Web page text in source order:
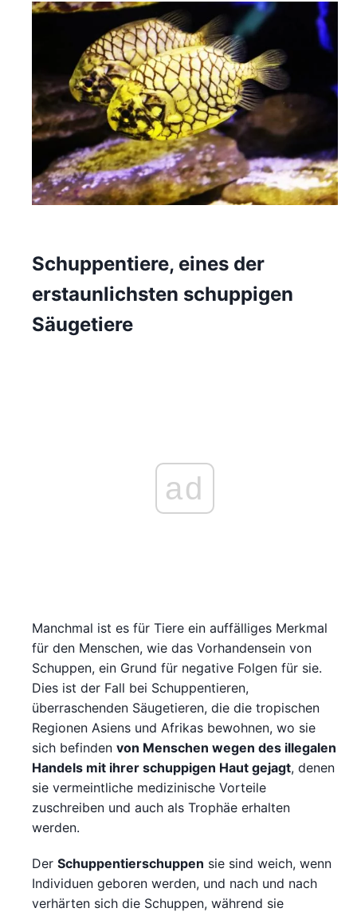
Schuppentiere, eines der
erstaunlichsten schuppigen
Säugetiere
ad
Manchmal ist es für Tiere ein auffälliges Merkmal
für den Menschen, wie das Vorhandensein von
Schuppen, ein Grund für negative Folgen für sie.
Dies ist der Fall bei Schuppentieren,
überraschenden Säugetieren, die die tropischen
Regionen Asiens und Afrikas bewohnen, wo sie
sich befinden von Menschen wegen des illegalen
Handels mit ihrer schuppigen Haut gejagt, denen
sie vermeintliche medizinische Vorteile
zuschreiben und auch als Trophäe erhalten
werden.
Der Schuppentierschuppen sie sind weich, wenn
Individuen geboren werden, und nach und nach
verhärten sich die Schuppen, während sie